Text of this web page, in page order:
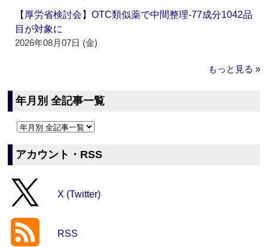
【厚労省検討会】OTC類似薬で中間整理‐77成分1042品
目が対象に
2026年08月07日 (金)
もっと見る »
年月別 全記事一覧
アカウント・RSS
X (Twitter)
RSS